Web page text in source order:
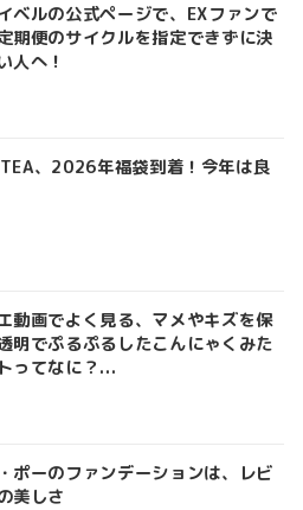
ベルの公式ページで、EXファンで
期便のサイクルを指定できずに決
人へ！
、2026年福袋到着！今年は良
動画でよく見る、マメやキズを保
明でぷるぷるしたこんにゃくみた
ってなに？...
ポーのファンデーションは、レビ
美しさ